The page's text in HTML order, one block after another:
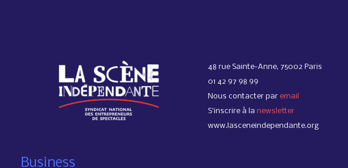
48 rue Sainte-Anne, 75002 Paris
01 42 97 98 99
Nous contacter par email
S’inscrire à la newsletter
www.lasceneindependante.org
Business